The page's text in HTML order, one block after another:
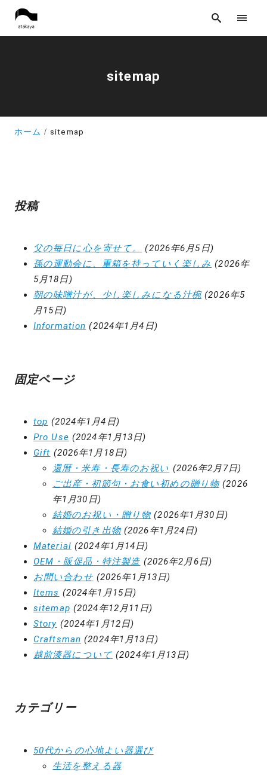
sitemap
ホーム sitemap
投稿
父の毎日に心を寄せて。
(2026年6月5日)
孫の運動会に、重箱を持っていく楽しみ (2026年
5月18日)
朝の味噌汁が、少し楽しみになる汁椀 (2026年5
月15日)
Information (2024年1月4日)
固定ページ
top (2024年1月4日)
Pro Use (2024年1月13日)
Gift (2026年1月18日)
還暦・米寿・長寿のお祝い (2026年2月7日)
ご出産・初節句・お食い初めの贈り物 (2026
年1月30日)
結婚のお祝い・贈り物 (2026年1月30日)
結婚の引き出物 (2026年1月24日)
Material (2024年1月14日)
OEM・販促品・特注製造 (2026年2月6日)
お問い合わせ (2026年1月13日)
Items (2024年1月15日)
sitemap (2024年12月11日)
Story (2024年1月12日)
Craftsman (2024年1月13日)
越前漆器について (2024年1月13日)
カテゴリー
50代からの心地よい器選び
生活を整える器